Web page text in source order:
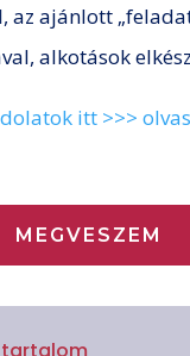
az ajánlott
alkotások
itt >>>
MEGVESZEM